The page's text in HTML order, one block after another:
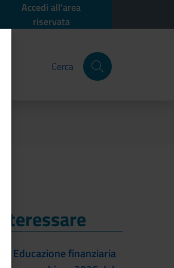
Accedi all'area
riservata
Cerca
- Educazione finanziaria